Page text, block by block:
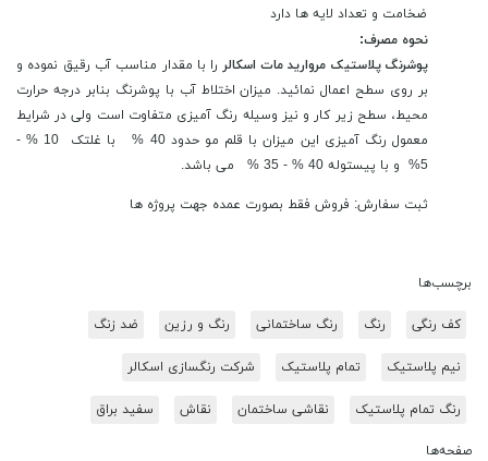
ضخامت و تعداد لایه ها دارد
نحوه مصرف:
پوشرنگ پلاستیک مروارید مات اسکالر را با مقدار مناسب آب رقیق نموده و
بر روی سطح اعمال نمائید. میزان اختلاط آب با پوشرنگ بنابر درجه حرارت
محیط، سطح زیر کار و نیز وسیله رنگ آمیزی متفاوت است ولی در شرایط
معمول رنگ آمیزی این میزان با قلم مو حدود 40 % با غلتک 10 % -
5% و با پیستوله 40 % - 35 % می باشد.
ثبت سفارش: فروش فقط بصورت عمده جهت پروژه ها
برچسب‌ها
کف رنگی رنگ رنگ ساختمانی رنگ و رزین ضد زنگ
نیم پلاستیک تمام پلاستیک شرکت رنگسازی اسکالر
رنگ تمام پلاستیک نقاشی ساختمان نقاش سفید براق
صفحه‌ها